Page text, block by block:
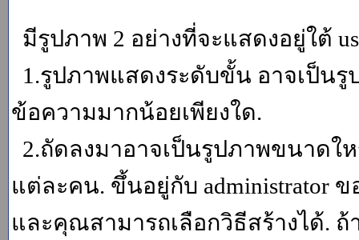
มีรูปภาพ 2 อย่างที่จะแสดงอยู่ใต้
1.รูปภาพแสดงระดับขั้น อาจเป็น
ข้อความมากน้อยเพียงใด.
2.ถัดลงมาอาจเป็นรูปภาพขนาดใ
แต่ละคน. ขึ้นอยู่กับ administrator
และคุณสามารถเลือกวิธีสร้างได้.